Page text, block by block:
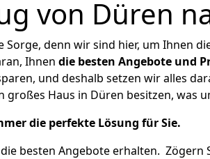
von Düren
denn wir sind hier, um Ihnen
Ihnen die besten Angebote und
und deshalb setzen wir alles
Haus in Düren besitzen, was
die perfekte Lösung für Sie.
besten Angebote erhalten. Zögern